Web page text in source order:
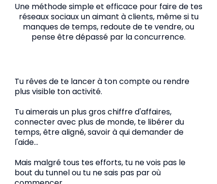
Une méthode simple et efficace pour faire de tes
réseaux sociaux un aimant à clients, même si tu
manques de temps, redoute de te vendre, ou
pense être dépassé par la concurrence.
Tu rêves de te lancer à ton compte ou rendre
plus visible ton activité.
Tu aimerais un plus gros chiffre d'affaires,
connecter avec plus de monde, te libérer du
temps, être aligné, savoir à qui demander de
l'aide...
Mais malgré tous tes efforts, tu ne vois pas le
bout du tunnel ou tu ne sais pas par où